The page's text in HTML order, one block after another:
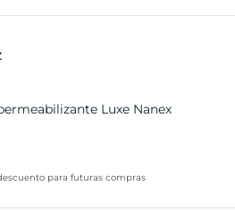
Luxe Nanex
para futuras compras